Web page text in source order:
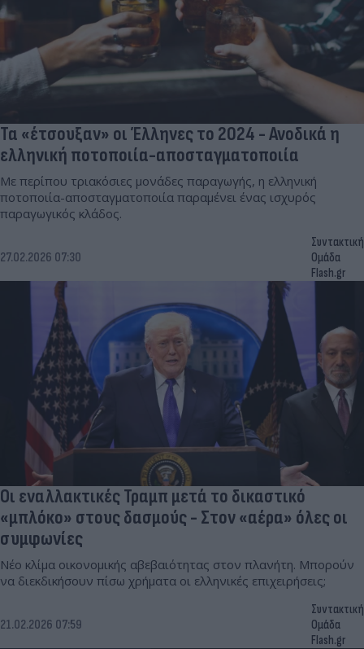
Τα «έτσουξαν» οι Έλληνες το 2024 - Ανοδικά η
ελληνική ποτοποιία-αποσταγματοποιία
Με περίπου τριακόσιες μονάδες παραγωγής, η ελληνική
ποτοποιία-αποσταγματοποιία παραμένει ένας ισχυρός
παραγωγικός κλάδος.
27.02.2026 07:30
Συντακτική
Ομάδα
Flash.gr
Οι εναλλακτικές Τραμπ μετά το δικαστικό
«μπλόκο» στους δασμούς - Στον «αέρα» όλες οι
συμφωνίες
Νέο κλίμα οικονομικής αβεβαιότητας στον πλανήτη. Μπορούν
να διεκδικήσουν πίσω χρήματα οι ελληνικές επιχειρήσεις;
21.02.2026 07:59
Συντακτική
Ομάδα
Flash.gr